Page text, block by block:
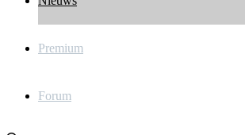
Premium
Forum